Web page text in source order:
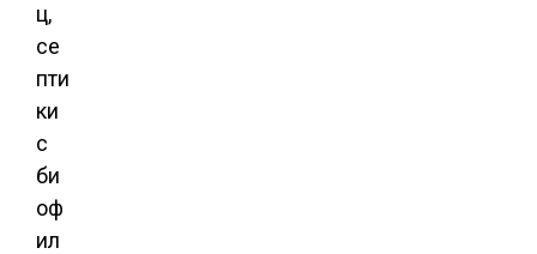
ц,
се
пти
ки
с
би
оф
ил